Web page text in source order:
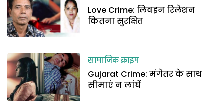
Love Crime: लिवइन रिलेशन
कितना सुरक्षित
सामाजिक क्राइम
Gujarat Crime: मंगेतर के साथ
सीमाएं न लांघें